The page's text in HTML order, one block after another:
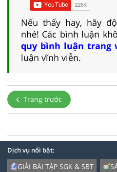
Nếu thấy hay, hãy
nhé! Các bình luận
quy bình luận trang
luận vĩnh viễn.
Trang trước
Dịch vụ nổi bật:
GIẢI BÀI TẬP SGK & SBT